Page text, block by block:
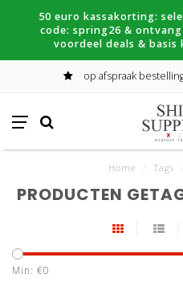
50 euro kassakorting:
code: spring26 &
voordeel deals & basis
op afspraak
Home Tags
PRODUCTEN
Min: €0